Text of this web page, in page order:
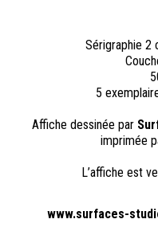
Sérigraphie 2
5
Affiche dessinée par
imprimée
L’affiche est
www.surfaces-